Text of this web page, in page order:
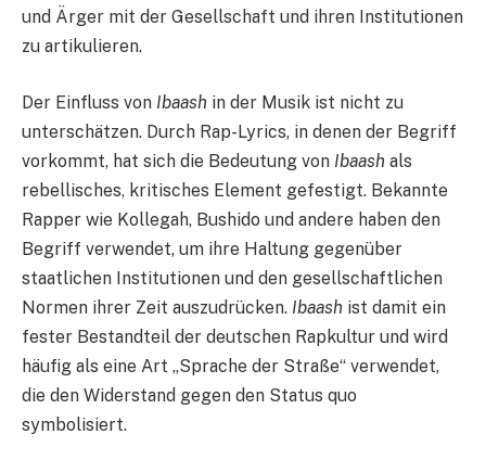
und Ärger mit der Gesellschaft und ihren Institutionen
zu artikulieren.
Der Einfluss von Ibaash in der Musik ist nicht zu
unterschätzen. Durch Rap-Lyrics, in denen der Begriff
vorkommt, hat sich die Bedeutung von Ibaash als
rebellisches, kritisches Element gefestigt. Bekannte
Rapper wie Kollegah, Bushido und andere haben den
Begriff verwendet, um ihre Haltung gegenüber
staatlichen Institutionen und den gesellschaftlichen
Normen ihrer Zeit auszudrücken. Ibaash ist damit ein
fester Bestandteil der deutschen Rapkultur und wird
häufig als eine Art „Sprache der Straße“ verwendet,
die den Widerstand gegen den Status quo
symbolisiert.